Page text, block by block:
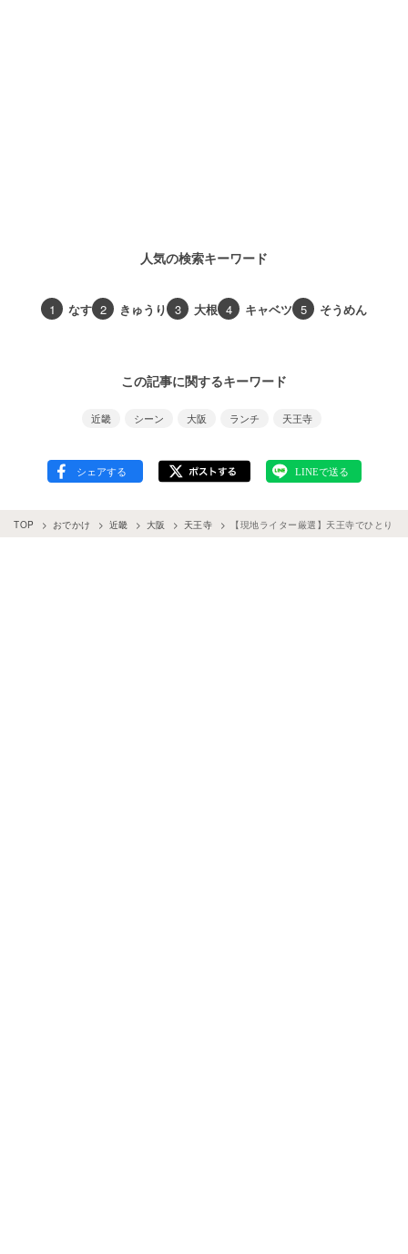
人気の検索キーワード
1 なす 2 きゅうり 3 大根 4 キャベツ 5 そうめん
この記事に関するキーワード
近畿 シーン 大阪 ランチ 天王寺
TOP おでかけ 近畿 大阪 天王寺 【現地ライター厳選】天王寺でひとり